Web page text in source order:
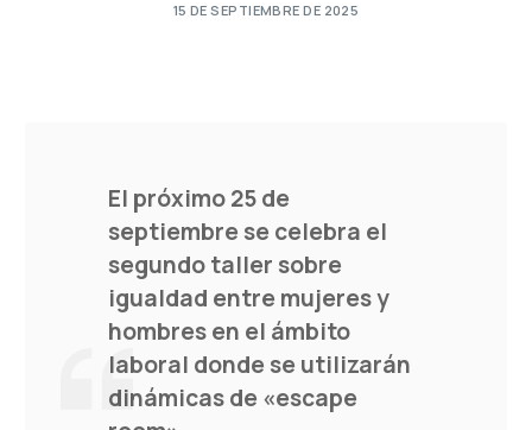
15 DE SEPTIEMBRE DE 2025
El próximo 25 de
septiembre se celebra el
segundo taller sobre
igualdad entre mujeres y
hombres en el ámbito
laboral donde se utilizarán
dinámicas de «escape